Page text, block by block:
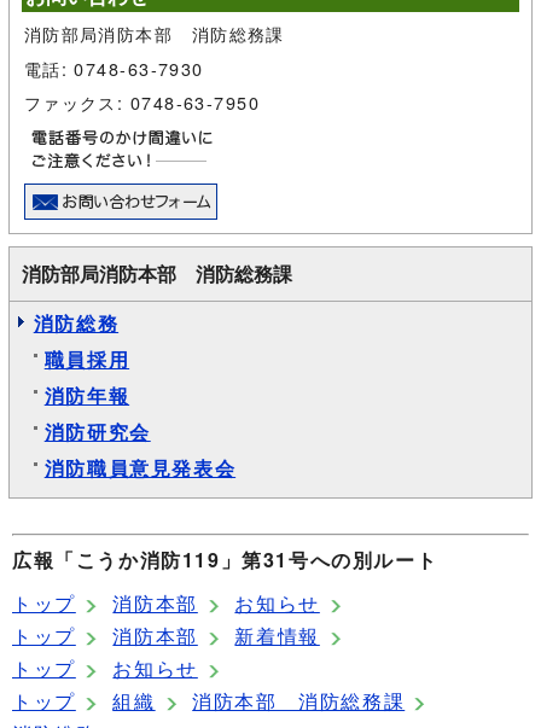
消防部局消防本部 消防総務課
電話: 0748-63-7930
ファックス: 0748-63-7950
消防部局消防本部 消防総務課
消防総務
職員採用
消防年報
消防研究会
消防職員意見発表会
広報「こうか消防119」第31号への別ルート
トップ
消防本部
お知らせ
トップ
消防本部
新着情報
トップ
お知らせ
トップ
組織
消防本部 消防総務課